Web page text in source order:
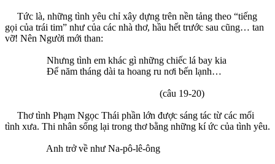
Tức là, những tình yêu chỉ xây dựng trên nền tảng theo “tiếng
gọi của trái tim” như của các nhà thơ, hầu hết trước sau cũng… tan
vỡ! Nên Người mới than:
Nhưng tình em khác gì những chiếc lá bay kia
Để năm tháng dài ta hoang ru nơi bến lạnh…
(câu 19-20)
Thơ tình Phạm Ngọc Thái phần lớn được sáng tác từ các mối
tình xưa. Thi nhân sống lại trong thơ bằng những kí ức của tình yêu.
Anh trở về như Na-pô-lê-ông